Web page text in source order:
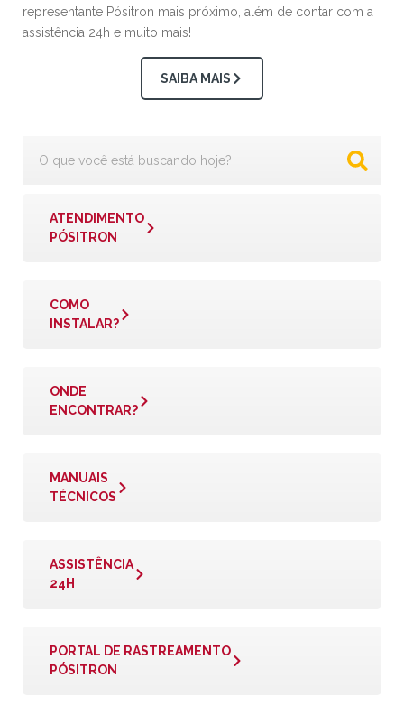
representante Pósitron mais próximo, além de contar com a
assistência 24h e muito mais!
SAIBA MAIS
ATENDIMENTO
PÓSITRON
COMO
INSTALAR?
ONDE
ENCONTRAR?
MANUAIS
TÉCNICOS
ASSISTÊNCIA
24H
PORTAL DE RASTREAMENTO
PÓSITRON